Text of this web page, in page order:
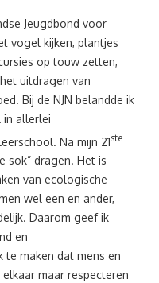
Jeugdbond voor
vogel kijken, plantjes
op touw zetten,
uitdragen van
Bij de NJN belandde ik
in allerlei
Na mijn 21ste
sok” dragen. Het is
van ecologische
wel een en ander,
Daarom geef ik
en
maken dat mens en
maar respecteren